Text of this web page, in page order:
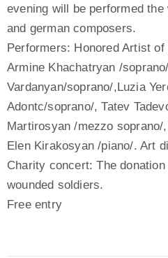
evening will be performed
and german composers.
Performers: Honored Artist of
Armine Khachatryan /
Vardanyan/soprano/,Luzia
Adontc/soprano/, Tatev
Martirosyan /mezzo
Elen Kirakosyan /piano/. Art
Charity concert: The
wounded soldiers.
Free entry